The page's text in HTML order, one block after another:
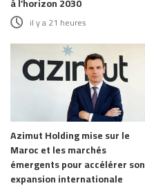
il y a 21 heures
Azimut Holding mise sur le
Maroc et les marchés
émergents pour accélérer son
expansion internationale